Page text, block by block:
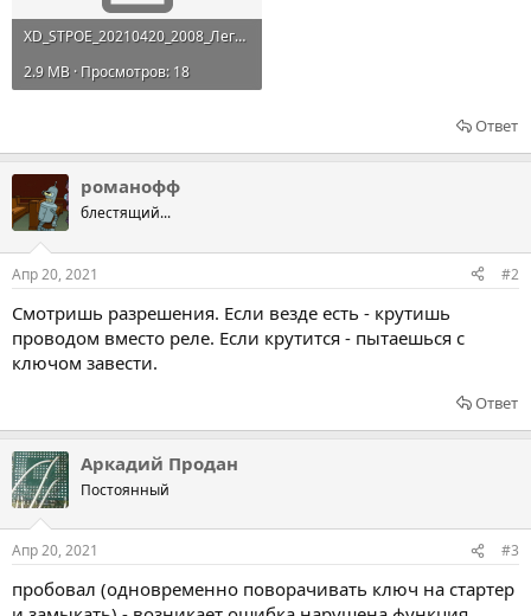
XD_STPOE_20210420_2008_Легковые автомобили292324_WDC2923241A005908_Final quick test with fault...pdf
2.9 MB · Просмотров: 18
Ответ
романофф
блестящий...
Апр 20, 2021 #2
Смотришь разрешения. Если везде есть - крутишь
проводом вместо реле. Если крутится - пытаешься с
ключом завести.
Ответ
Аркадий Продан
Постоянный
Апр 20, 2021 #3
пробовал (одновременно поворачивать ключ на стартер